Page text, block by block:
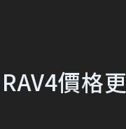
價格